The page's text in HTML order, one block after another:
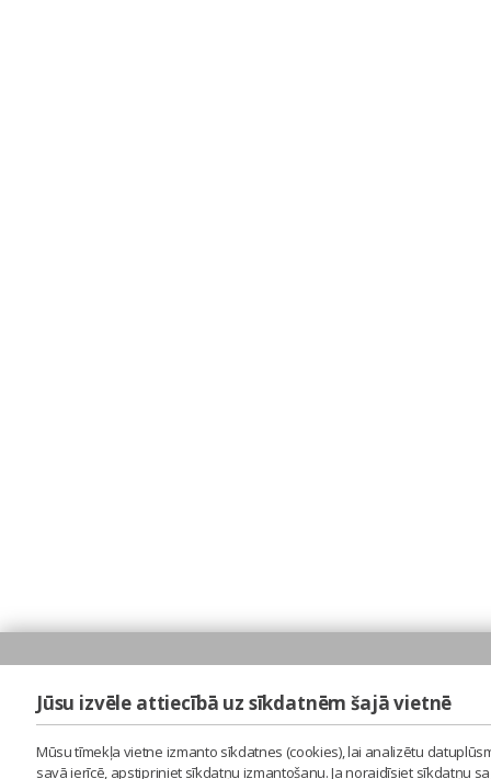
Jūsu izvēle attiecībā uz sīkdatnēm šajā vietnē
Mūsu tīmekļa vietne izmanto sīkdatnes (cookies), lai analizētu
savā ierīcē, apstipriniet sīkdatņu izmantošanu. Ja noraidīsiet sīkdatņu